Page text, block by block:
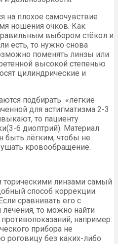
на плохое самочувствие
ношения очков. Как
выбором стёкол и
есть, то нужно снова
поменять линзы или
высокой степенью
цилиндрические и
подбирать «лёгкие
для астигматизма 2-3
то пациенту
6 диоптрий). Материал
быть лёгким, чтобы не
кровообращение.
линзами самый
способ коррекции
сравнивать его с
то можно найти
например:
прибора не
роговицу без каких-либо